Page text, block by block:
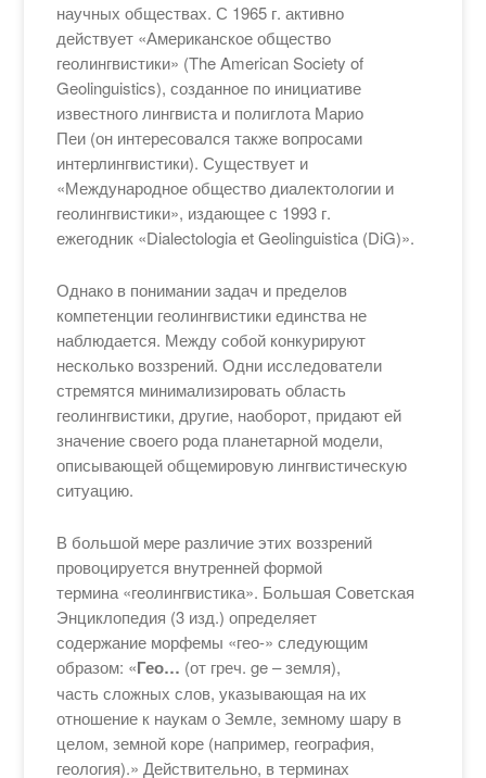
научных обществах. С 1965 г. активно
действует «Американское общество
геолингвистики» (The American Society of
Geolinguistics), созданное по инициативе
известного лингвиста и полиглота Марио
Пеи (он интересовался также вопросами
интерлингвистики). Существует и
«Международное общество диалектологии и
геолингвистики», издающее с 1993 г.
ежегодник «Dialectologia et Geolinguistica (DiG)».
Однако в понимании задач и пределов
компетенции геолингвистики единства не
наблюдается. Между собой конкурируют
несколько воззрений. Одни исследователи
стремятся минимализировать область
геолингвистики, другие, наоборот, придают ей
значение своего рода планетарной модели,
описывающей общемировую лингвистическую
ситуацию.
В большой мере различие этих воззрений
провоцируется внутренней формой
термина «геолингвистика». Большая Советская
Энциклопедия (3 изд.) определяет
содержание морфемы «гео-» следующим
образом: «Гео… (от греч. ge – земля),
часть сложных слов, указывающая на их
отношение к наукам о Земле, земному шару в
целом, земной коре (например, география,
геология).» Действительно, в терминах